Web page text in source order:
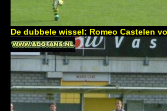
De dubbele wissel: Romeo Castelen